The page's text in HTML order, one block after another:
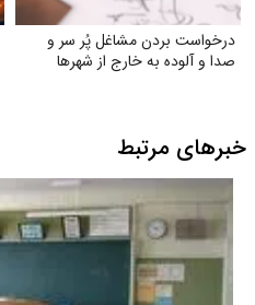
درخواست بردن مشاغل پُر سر و
صدا و آلوده به خارج از شهرها
خبرهای مرتبط